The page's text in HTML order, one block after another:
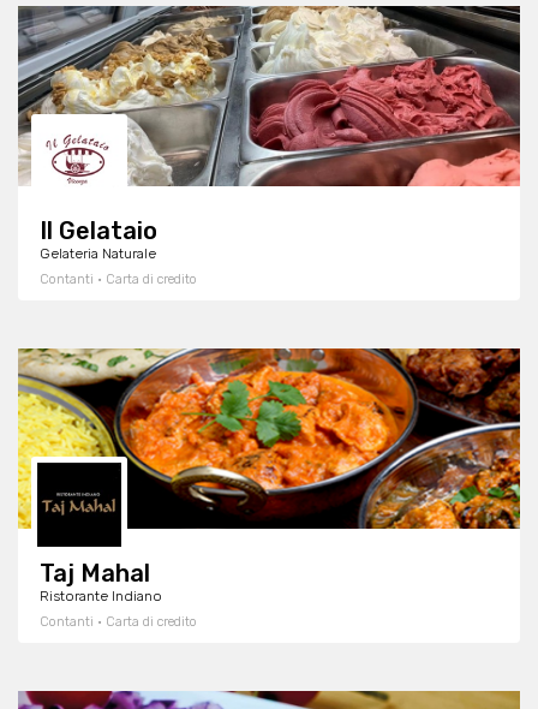
Il Gelataio
Gelateria Naturale
Contanti · Carta di credito
Taj Mahal
Ristorante Indiano
Contanti · Carta di credito